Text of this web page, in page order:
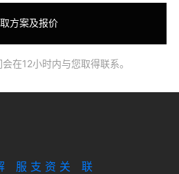
在12小时内与您取得联系。
服 支 资 关
联